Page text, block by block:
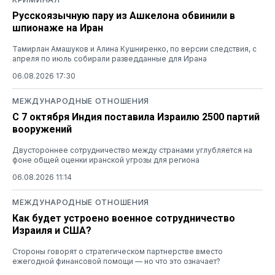
Русскоязычную пару из Ашкелона обвинили в
шпионаже на Иран
Тамирлан Амашуков и Алина Кушниренко, по версии следствия, с
апреля по июль собирали разведданные для Ирана
06.08.2026 17:30
МЕЖДУНАРОДНЫЕ ОТНОШЕНИЯ
С 7 октября Индия поставила Израилю 2500 партий
вооружений
Двустороннее сотрудничество между странами углубляется на
фоне общей оценки иранской угрозы для региона
06.08.2026 11:14
МЕЖДУНАРОДНЫЕ ОТНОШЕНИЯ
Как будет устроено военное сотрудничество
Израиля и США?
Стороны говорят о стратегическом партнерстве вместо
ежегодной финансовой помощи — но что это означает?